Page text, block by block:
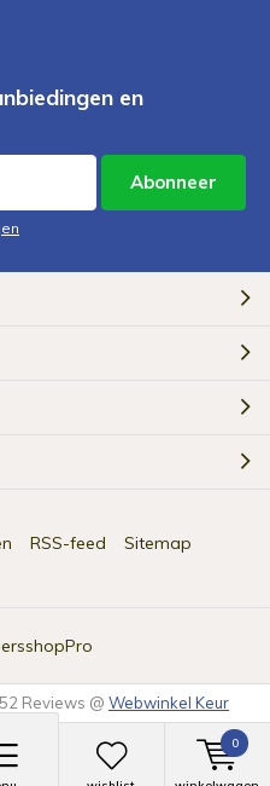
0
en
Abonneer
RSS-feed Sitemap
Reviews @ Webwinkel Keur